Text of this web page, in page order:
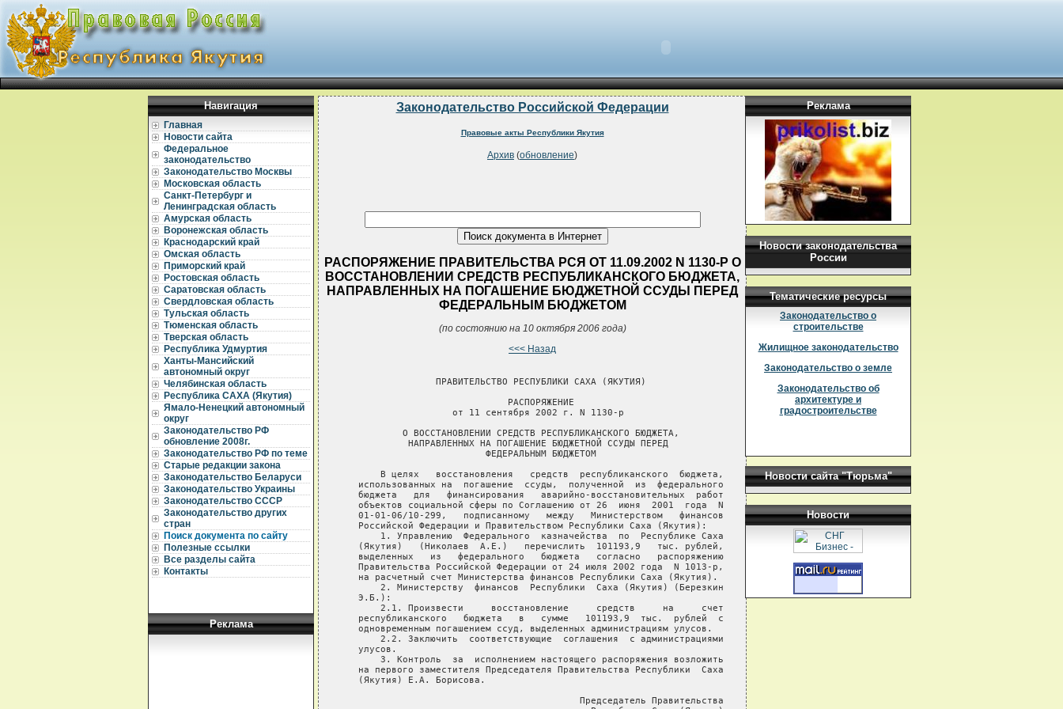
Навигация
Главная
Новости сайта
Федеральное
законодательство
Законодательство Москвы
Московская область
Санкт-Петербург и
Ленинградская область
Амурская область
Воронежская область
Краснодарский край
Омская область
Приморский край
Ростовская область
Саратовская область
Свердловская область
Тульская область
Тюменская область
Тверская область
Республика Удмуртия
Ханты-Мансийский
автономный округ
Челябинская область
Республика САХА (Якутия)
Ямало-Ненецкий автономный
округ
Законодательство РФ
обновление 2008г.
Законодательство РФ по теме
Старые редакции закона
Законодательство Беларуси
Законодательство Украины
Законодательство СССР
Законодательство других
стран
Поиск документа по сайту
Полезные ссылки
Все разделы сайта
Контакты
Реклама
Законодательство Российской Федерации
Правовые акты Республики Якутия
Архив (обновление)
РАСПОРЯЖЕНИЕ ПРАВИТЕЛЬСТВА РСЯ ОТ 11.09.2002 N 1130-Р О
ВОССТАНОВЛЕНИИ СРЕДСТВ РЕСПУБЛИКАНСКОГО БЮДЖЕТА,
НАПРАВЛЕННЫХ НА ПОГАШЕНИЕ БЮДЖЕТНОЙ ССУДЫ ПЕРЕД
ФЕДЕРАЛЬНЫМ БЮДЖЕТОМ
(по состоянию на 10 октября 2006 года)
<<< Назад
                 ПРАВИТЕЛЬСТВО РЕСПУБЛИКИ САХА (ЯКУТИЯ)
                              РАСПОРЯЖЕНИЕ
                    от 11 сентября 2002 г. N 1130-р
           О ВОССТАНОВЛЕНИИ СРЕДСТВ РЕСПУБЛИКАНСКОГО БЮДЖЕТА,
            НАПРАВЛЕННЫХ НА ПОГАШЕНИЕ БЮДЖЕТНОЙ ССУДЫ ПЕРЕД
                          ФЕДЕРАЛЬНЫМ БЮДЖЕТОМ
       В целях   восстановления   средств  республиканского  бюджета,
   использованных на  погашение  ссуды,  полученной  из  федерального
   бюджета   для   финансирования   аварийно-восстановительных  работ
   объектов социальной сферы по Соглашению от 26  июня  2001  года  N
   01-01-06/10-299,   подписанному   между   Министерством   финансов
   Российской Федерации и Правительством Республики Саха (Якутия):
       1. Управлению  Федерального  казначейства  по  Республике Саха
   (Якутия)   (Николаев  А.Е.)   перечислить  101193,9   тыс. рублей,
   выделенных   из   федерального   бюджета   согласно   распоряжению
   Правительства Российской Федерации от 24 июля 2002 года  N 1013-р,
   на расчетный счет Министерства финансов Республики Саха (Якутия).
       2. Министерству  финансов  Республики  Саха (Якутия) (Березкин
   Э.Б.):
       2.1. Произвести     восстановление     средств     на     счет
   республиканского   бюджета   в   сумме   101193,9  тыс.  рублей  с
   одновременным погашением ссуд, выделенных администрациям улусов.
       2.2. Заключить  соответствующие  соглашения  с администрациями
   улусов.
       3. Контроль  за  исполнением настоящего распоряжения возложить
   на первого заместителя Председателя Правительства Республики  Саха
   (Якутия) Е.А. Борисова.
                                           Председатель Правительства
Реклама
Новости законодательства
России
Тематические ресурсы
Законодательство о
строительстве
Жилищное законодательство
Законодательство о земле
Законодательство об
архитектуре и
градостроительстве
Новости сайта "Тюрьма"
Новости